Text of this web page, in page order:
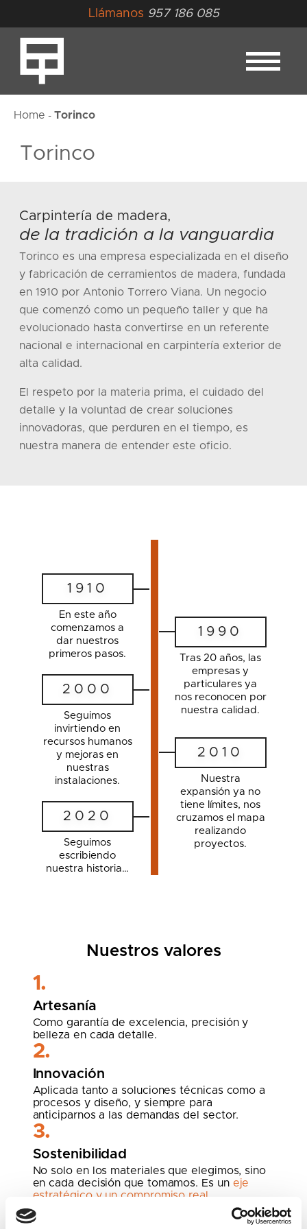
Llámanos 957 186 085
Home - Torinco
Torinco
Carpintería de madera,
de la tradición a la vanguardia
Torinco es una empresa especializada en el diseño
y fabricación de cerramientos de madera, fundada
en 1910 por Antonio Torrero Viana. Un negocio
que comenzó como un pequeño taller y que ha
evolucionado hasta convertirse en un referente
nacional e internacional en carpintería exterior de
alta calidad.
El respeto por la materia prima, el cuidado del
detalle y la voluntad de crear soluciones
innovadoras, que perduren en el tiempo, es
nuestra manera de entender este oficio.
1910
En este año
comenzamos a
dar nuestros
primeros pasos.
1990
Tras 20 años, las
empresas y
particulares ya
nos reconocen por
nuestra calidad.
2000
Seguimos
invirtiendo en
recursos humanos
y mejoras en
nuestras
instalaciones.
2010
Nuestra
expansión ya no
tiene límites, nos
cruzamos el mapa
realizando
proyectos.
2020
Seguimos
escribiendo
nuestra historia…
Nuestros valores
1.
Artesanía
Como garantía de excelencia, precisión y
belleza en cada detalle.
2.
Innovación
Aplicada tanto a soluciones técnicas como a
procesos y diseño, y siempre para
anticiparnos a las demandas del sector.
3.
Sostenibilidad
No solo en los materiales que elegimos, sino
en cada decisión que tomamos. Es un eje
estratégico y un compromiso real.